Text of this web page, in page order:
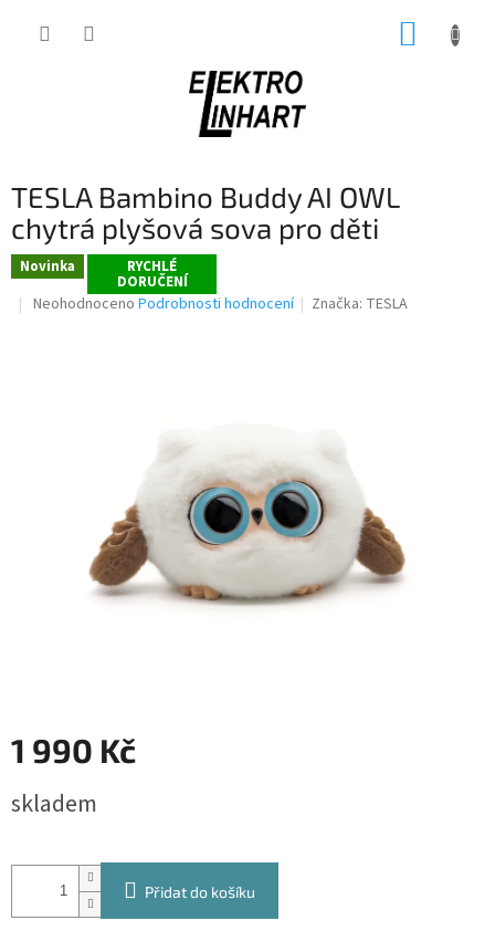
TESLA Bambino Buddy AI OWL
chytrá plyšová sova pro děti
Novinka RYCHLÉ
DORUČENÍ
Průměrné
Neohodnoceno Podrobnosti hodnocení Značka: TESLA
1 990 Kč
cena:
skladem
Přidat do košíku